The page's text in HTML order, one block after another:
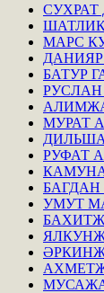
СУХРАТ
МАРС
БАТУР
РУСЛАН
МУРАТ
РУФАТ
УМУТ